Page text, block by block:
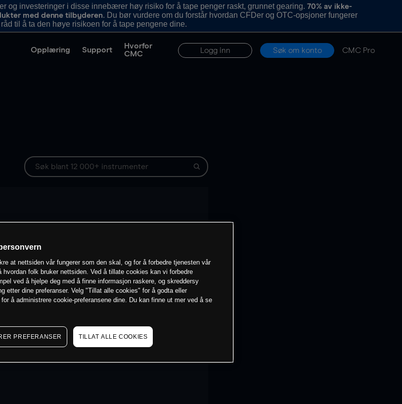
og investeringer i disse innebærer høy risiko for å tape penger raskt, grunnet gearing.70% av ikke-
med denne tilbyderen. Du bør vurdere om du forstår hvordan CFDer og OTC-opsjoner fungerer
til å ta den høye risikoen for å tape pengene dine.
Opplæring Support
Hvorfor
CMC
Logg inn Søk om konto CMC Pro
at nettsiden vår fungerer som den skal, og for å forbedre tjenesten vår
hvordan folk bruker nettsiden. Ved å tillate cookies kan vi forbedre
ved å hjelpe deg med å finne informasjon raskere, og skreddersy
etter dine preferanser. Velg "Tillat alle cookies" for å godta eller
å administrere cookie-preferansene dine. Du kan finne ut mer ved å se
PREFERANSER TILLAT ALLE COOKIES